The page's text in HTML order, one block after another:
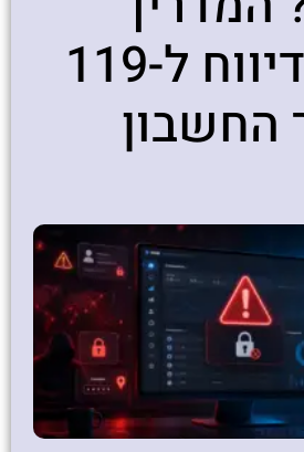
המלא לדיווח ל-119
החשבון